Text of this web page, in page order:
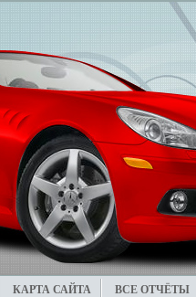
КАРТА САЙТА ВСЕ ОТЧЁТЫ